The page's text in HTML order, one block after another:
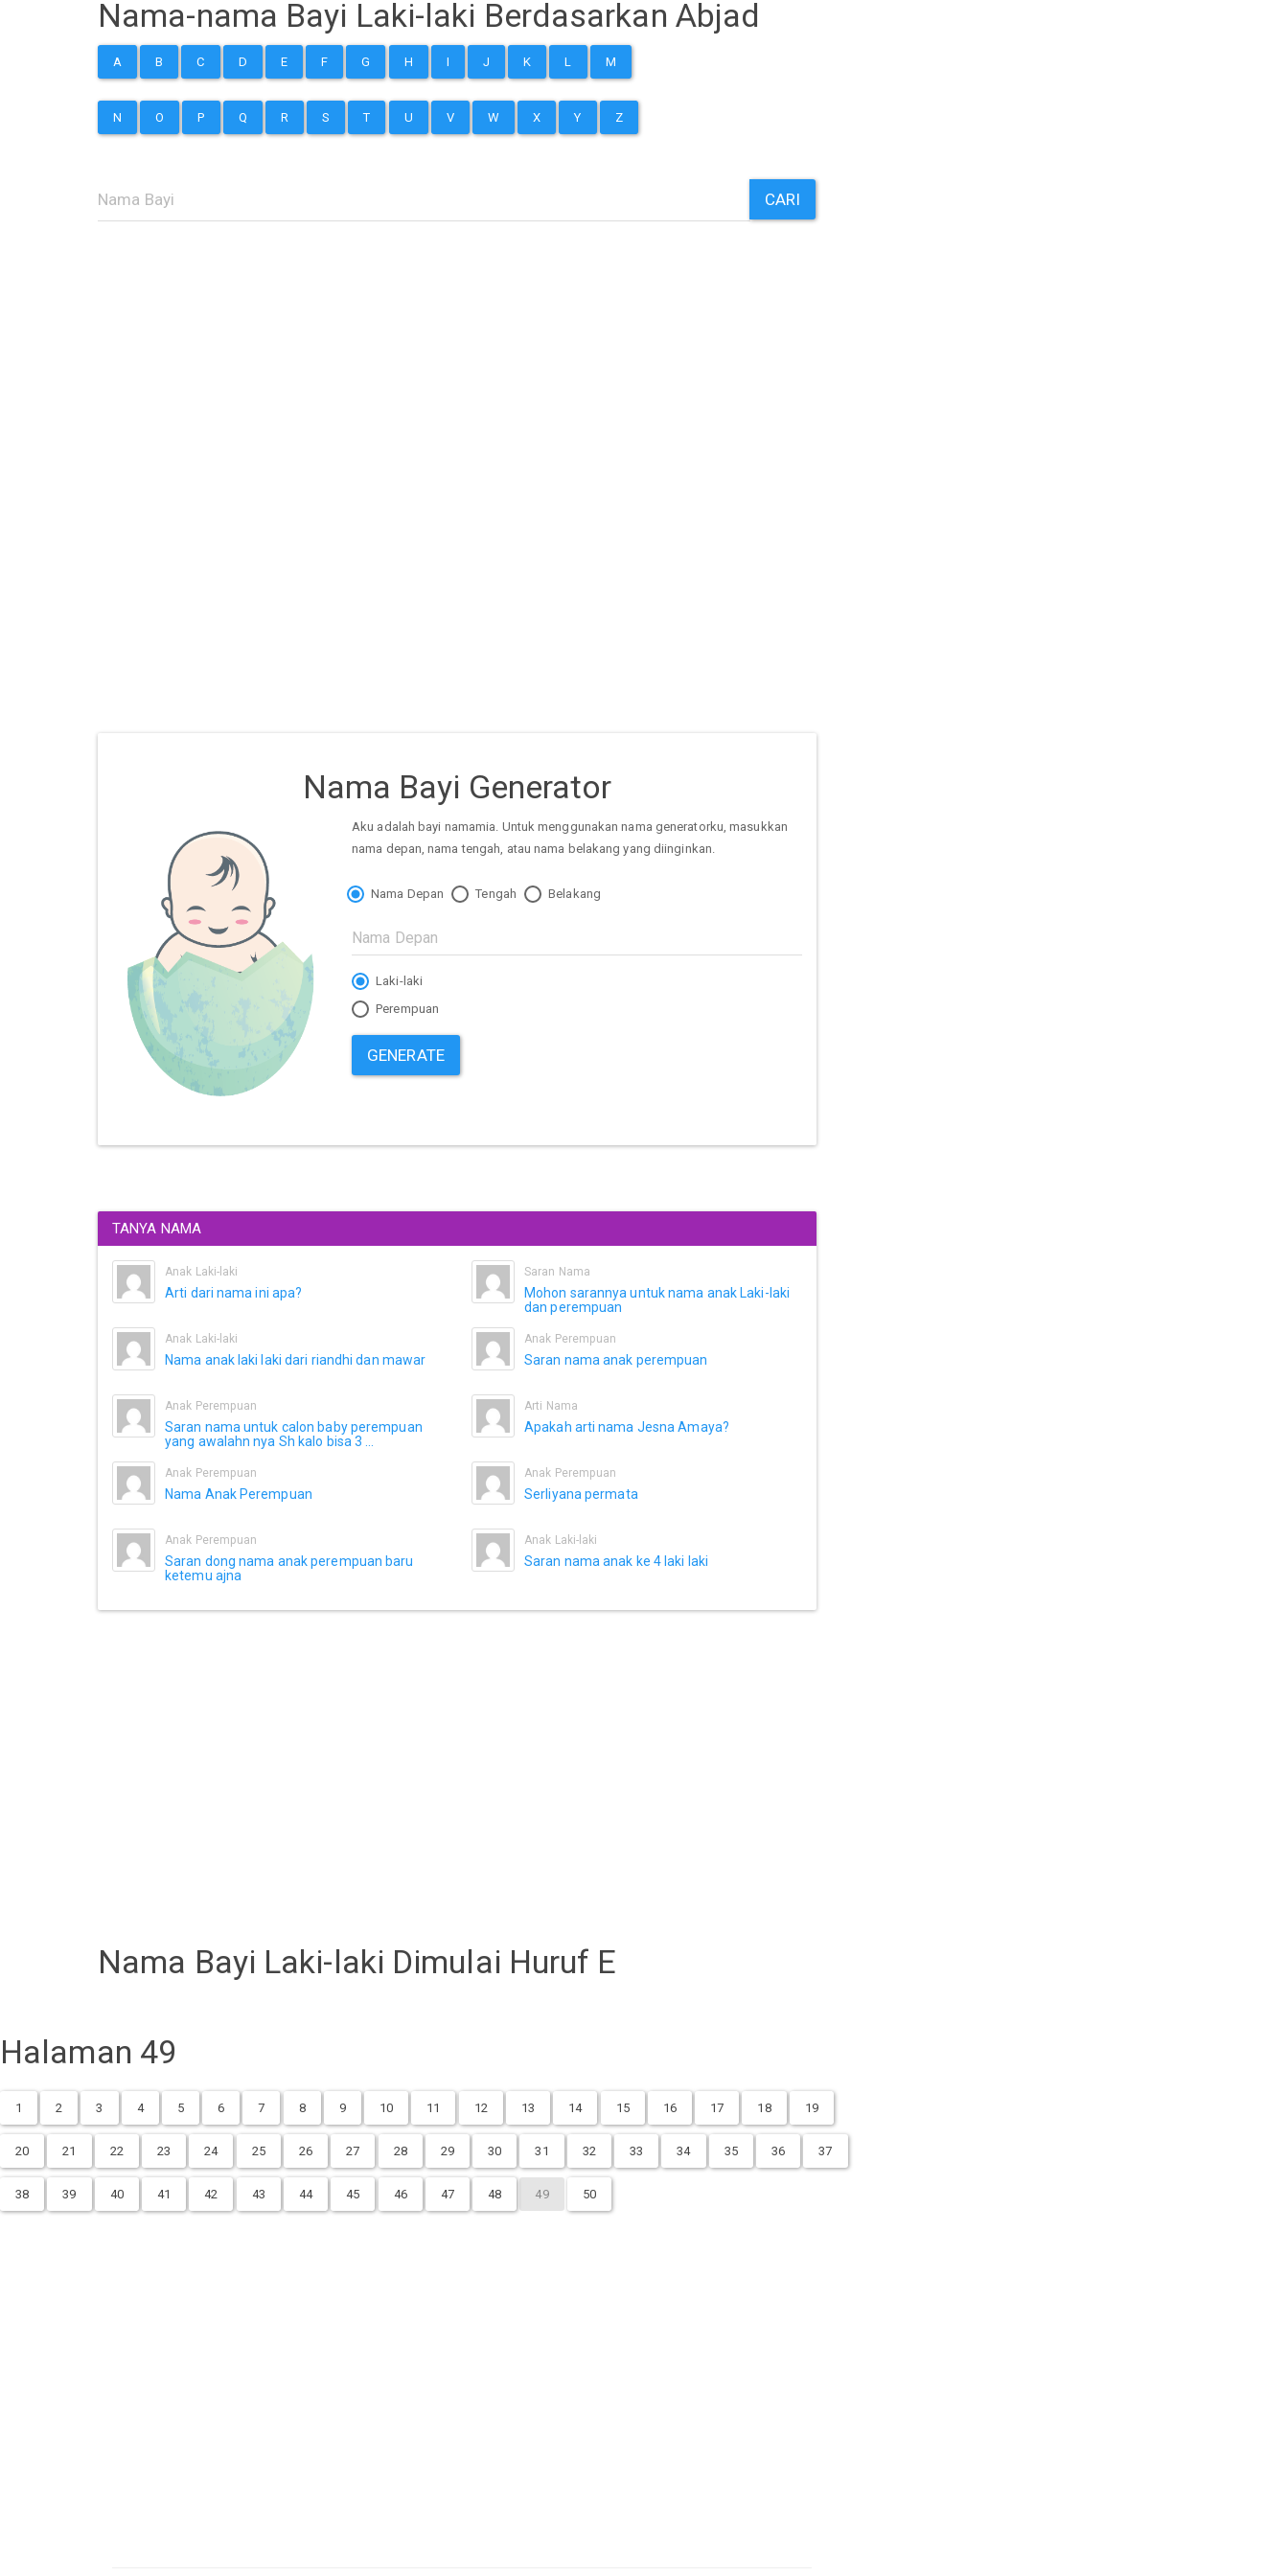
Nama-nama Bayi Laki-laki Berdasarkan Abjad
A B C D E F G H I J K L M
N O P Q R S T U V W X Y Z
CARI
Nama Bayi Generator
Aku adalah bayi namamia. Untuk menggunakan nama generatorku, masukkan
nama depan, nama tengah, atau nama belakang yang diinginkan.
Nama Depan Tengah Belakang
Laki-laki
Perempuan
GENERATE
TANYA NAMA
Anak Laki-laki
Arti dari nama ini apa?
Saran Nama
Mohon sarannya untuk nama anak Laki-laki
dan perempuan
Anak Laki-laki
Nama anak laki laki dari riandhi dan mawar
Anak Perempuan
Saran nama anak perempuan
Anak Perempuan
Saran nama untuk calon baby perempuan
yang awalahn nya Sh kalo bisa 3 ...
Arti Nama
Apakah arti nama Jesna Amaya?
Anak Perempuan
Nama Anak Perempuan
Anak Perempuan
Serliyana permata
Anak Perempuan
Saran dong nama anak perempuan baru
ketemu ajna
Anak Laki-laki
Saran nama anak ke 4 laki laki
Nama Bayi Laki-laki Dimulai Huruf E
Halaman 49
1 2 3 4 5 6 7 8 9 10 11 12 13 14 15 16 17 18 19
20 21 22 23 24 25 26 27 28 29 30 31 32 33 34 35 36 37
38 39 40 41 42 43 44 45 46 47 48 49 50